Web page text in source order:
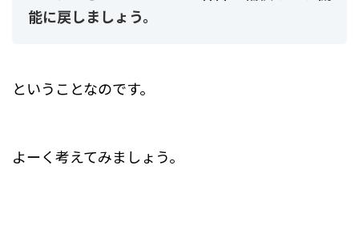
能に戻しましょう。
ということなのです。
よーく考えてみましょう。